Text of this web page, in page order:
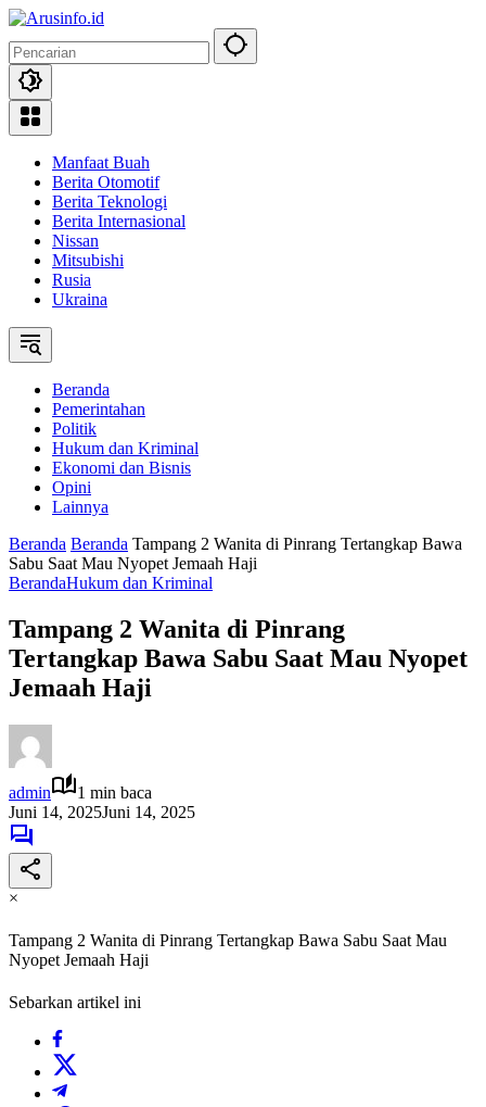
Langsung
konten
Manfaat Buah
Berita Otomotif
Berita Teknologi
Berita Internasional
Nissan
Mitsubishi
Rusia
Ukraina
Beranda
Pemerintahan
Politik
Hukum dan Kriminal
Ekonomi dan Bisnis
Opini
Lainnya
Beranda Beranda Tampang 2 Wanita di Pinrang Tertangkap Bawa
Sabu Saat Mau Nyopet Jemaah Haji
BerandaHukum dan Kriminal
Tampang 2 Wanita di Pinrang
Tertangkap Bawa Sabu Saat Mau Nyopet
Jemaah Haji
admin
1 min baca
Juni 14, 2025Juni 14, 2025
×
Tampang 2 Wanita di Pinrang Tertangkap Bawa Sabu Saat Mau
Nyopet Jemaah Haji
Sebarkan artikel ini